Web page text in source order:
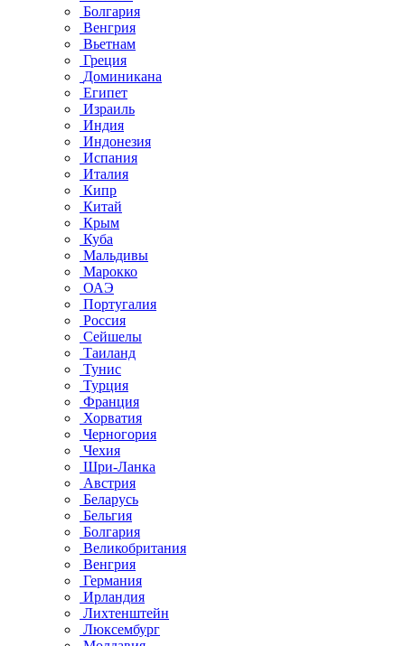
Болгария
Венгрия
Вьетнам
Греция
Доминикана
Египет
Израиль
Индия
Индонезия
Испания
Италия
Кипр
Китай
Крым
Куба
Мальдивы
Марокко
ОАЭ
Португалия
Россия
Сейшелы
Таиланд
Тунис
Турция
Франция
Хорватия
Черногория
Чехия
Шри-Ланка
Австрия
Беларусь
Бельгия
Болгария
Великобритания
Венгрия
Германия
Ирландия
Лихтенштейн
Люксембург